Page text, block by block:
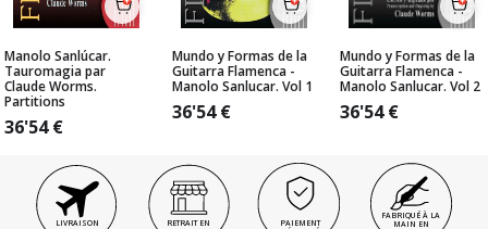
Manolo Sanlúcar.
Tauromagia par
Claude Worms.
Partitions
36'54€
Mundo y Formas de la
Guitarra Flamenca -
Manolo Sanlucar. Vol 1
36'54€
Mundo y Formas de la
Guitarra Flamenca -
Manolo Sanlucar. Vol 2
36'54€
LIVRAISON
RETRAIT EN
PAIEMENT
FABRIQUÉ À LA
MAIN EN